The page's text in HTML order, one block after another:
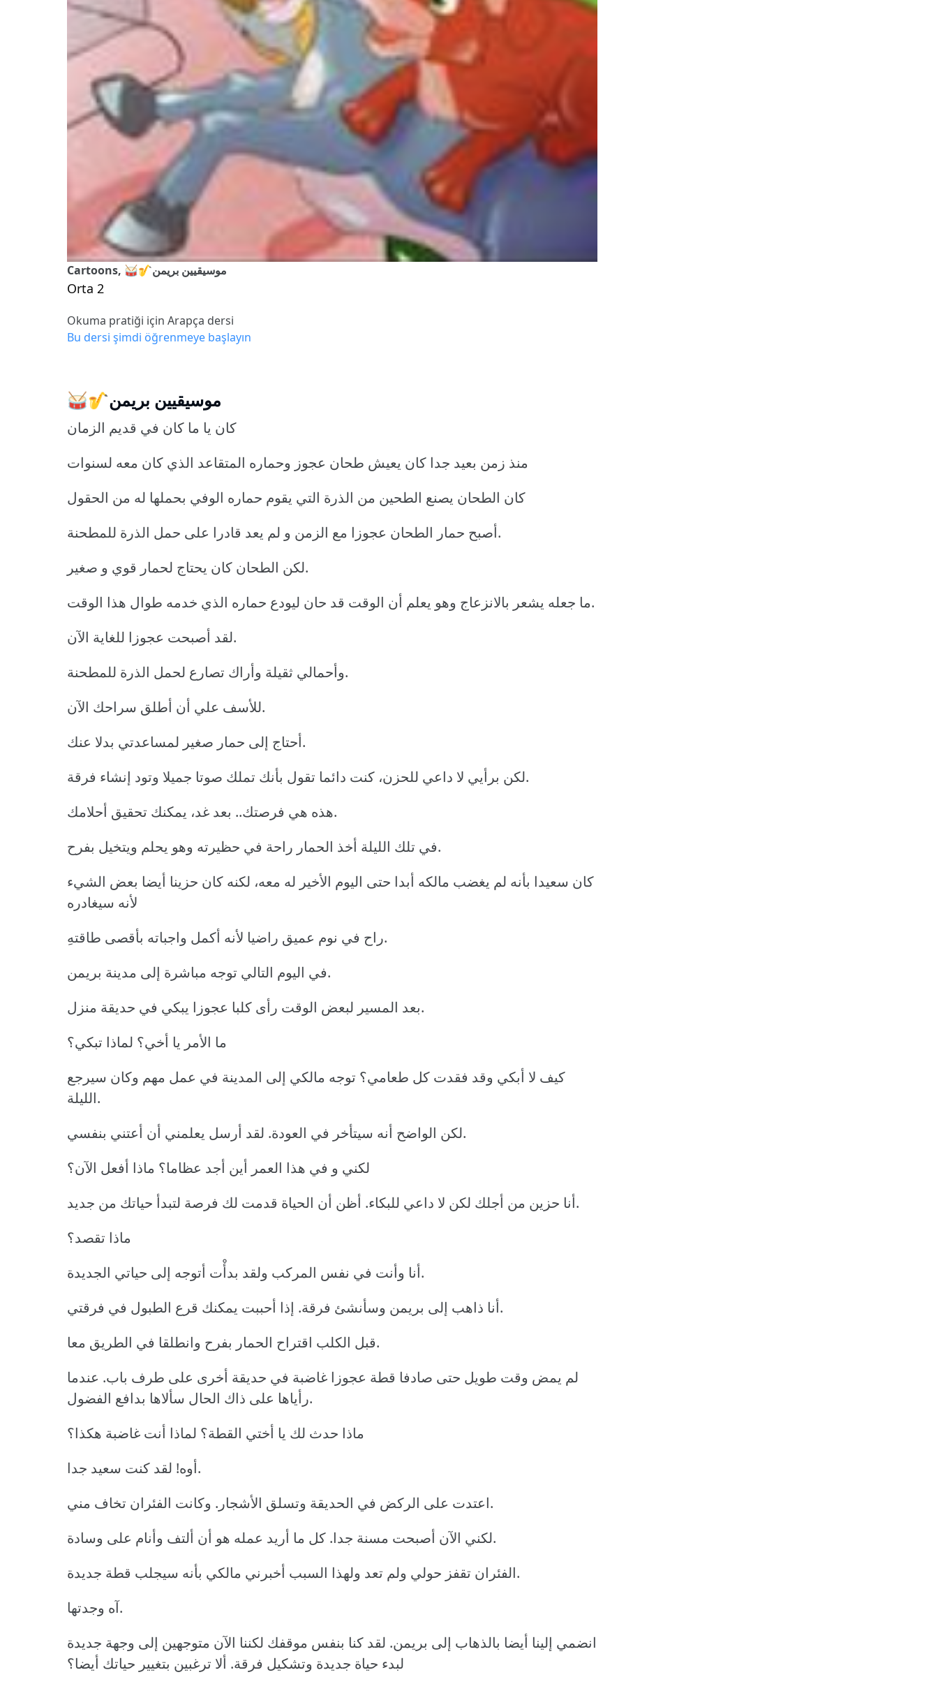
Cartoons, 🥁🎷موسيقيين بريمن
Orta 2
Okuma pratiği için Arapça dersi
Bu dersi şimdi öğrenmeye başlayın
🥁🎷موسيقيين بريمن
كان يا ما كان في قديم الزمان
منذ زمن بعيد جدا كان يعيش طحان عجوز وحماره المتقاعد الذي كان معه لسنوات
كان الطحان يصنع الطحين من الذرة التي يقوم حماره الوفي بحملها له من الحقول
أصبح حمار الطحان عجوزا مع الزمن و لم يعد قادرا على حمل الذرة للمطحنة.
لكن الطحان كان يحتاج لحمار قوي و صغير.
ما جعله يشعر بالانزعاج وهو يعلم أن الوقت قد حان ليودع حماره الذي خدمه طوال هذا الوقت.
لقد أصبحت عجوزا للغاية الآن.
وأحمالي ثقيلة وأراك تصارع لحمل الذرة للمطحنة.
للأسف علي أن أطلق سراحك الآن.
أحتاج إلى حمار صغير لمساعدتي بدلا عنك.
لكن برأيي لا داعي للحزن، كنت دائما تقول بأنك تملك صوتا جميلا وتود إنشاء فرقة.
هذه هي فرصتك.. بعد غد، يمكنك تحقيق أحلامك.
في تلك الليلة أخذ الحمار راحة في حظيرته وهو يحلم ويتخيل بفرح.
كان سعيدا بأنه لم يغضب مالكه أبدا حتى اليوم الأخير له معه، لكنه كان حزينا أيضا بعض الشيء
لأنه سيغادره
راح في نوم عميق راضيا لأنه أكمل واجباته بأقصى طاقتهِ.
في اليوم التالي توجه مباشرة إلى مدينة بريمن.
بعد المسير لبعض الوقت رأى كلبا عجوزا يبكي في حديقة منزل.
ما الأمر يا أخي؟ لماذا تبكي؟
كيف لا أبكي وقد فقدت كل طعامي؟ توجه مالكي إلى المدينة في عمل مهم وكان سيرجع
الليلة.
لكن الواضح أنه سيتأخر في العودة. لقد أرسل يعلمني أن أعتني بنفسي.
لكني و في هذا العمر أين أجد عظاما؟ ماذا أفعل الآن؟
أنا حزين من أجلك لكن لا داعي للبكاء. أظن أن الحياة قدمت لك فرصة لتبدأ حياتك من جديد.
ماذا تقصد؟
أنا وأنت في نفس المركب ولقد بدأْت أتوجه إلى حياتي الجديدة.
أنا ذاهب إلى بريمن وسأنشئ فرقة. إذا أحببت يمكنك قرع الطبول في فرقتي.
قبل الكلب اقتراح الحمار بفرح وانطلقا في الطريق معا.
لم يمض وقت طويل حتى صادفا قطة عجوزا غاضبة في حديقة أخرى على طرف باب. عندما
رأياها على ذاك الحال سألاها بدافع الفضول.
ماذا حدث لك يا أختي القطة؟ لماذا أنت غاضبة هكذا؟
أوه! لقد كنت سعيد جدا.
اعتدت على الركض في الحديقة وتسلق الأشجار. وكانت الفئران تخاف مني.
لكني الآن أصبحت مسنة جدا. كل ما أريد عمله هو أن ألتف وأنام على وسادة.
الفئران تقفز حولي ولم تعد ولهذا السبب أخبرني مالكي بأنه سيجلب قطة جديدة.
آه وجدتها.
انضمي إلينا أيضا بالذهاب إلى بريمن. لقد كنا بنفس موقفك لكننا الآن متوجهين إلى وجهة جديدة
لبدء حياة جديدة وتشكيل فرقة. ألا ترغبين بتغيير حياتك أيضا؟